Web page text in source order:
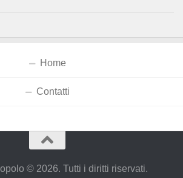
Home
Contatti
© 2026. Tutti i diritti riservati.